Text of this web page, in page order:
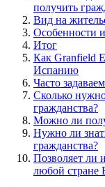
получить
Вид на
Особенности
Итог
Как Granfield
Испанию
Часто
Сколько
гражданства?
Можно ли
Нужно ли
гражданства?
Позволяет ли
любой стране